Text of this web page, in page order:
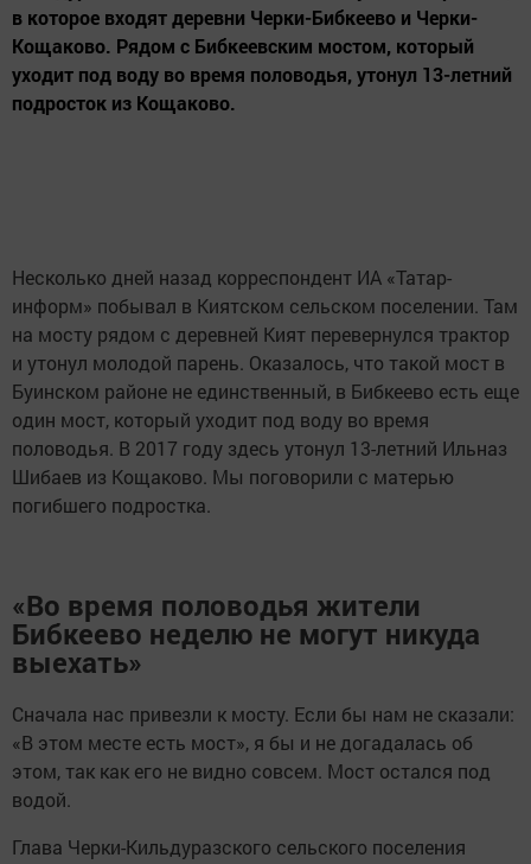
в которое входят деревни Черки-Бибкеево и Черки-
Кощаково. Рядом с Бибкеевским мостом, который
уходит под воду во время половодья, утонул 13-летний
подросток из Кощаково.
Несколько дней назад корреспондент ИА «Татар-
информ» побывал в Киятском сельском поселении. Там
на мосту рядом с деревней Кият перевернулся трактор
и утонул молодой парень. Оказалось, что такой мост в
Буинском районе не единственный, в Бибкеево есть еще
один мост, который уходит под воду во время
половодья. В 2017 году здесь утонул 13-летний Ильназ
Шибаев из Кощаково. Мы поговорили с матерью
погибшего подростка.
«Во время половодья жители
Бибкеево неделю не могут никуда
выехать»
Сначала нас привезли к мосту. Если бы нам не сказали:
«В этом месте есть мост», я бы и не догадалась об
этом, так как его не видно совсем. Мост остался под
водой.
Глава Черки-Кильдуразского сельского поселения